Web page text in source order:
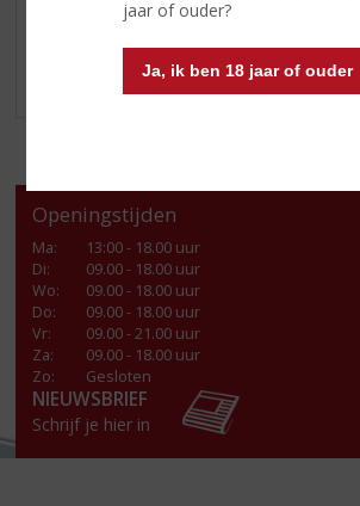
jaar of ouder?
Ja, ik ben 18 jaar of ouder
Drink deze dan puur. Zonder limoen en
Openingstijden
Ma:
13:00 - 18.00 uur
Di:
09.00 - 18.00 uur
Wo:
09.00 - 18.00 uur
Do:
09.00 - 18.00 uur
Vr:
09.00 - 21.00 uur
Za:
09.00 - 18.00 uur
Zo:
Gesloten
NIEUWSBRIEF
Schrijf je hier in